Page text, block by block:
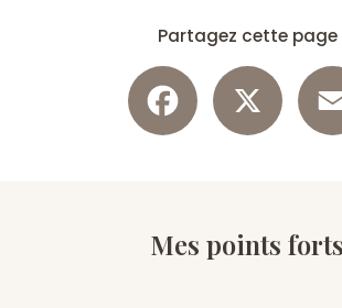
Partagez cette page
Facebook
Mes points forts